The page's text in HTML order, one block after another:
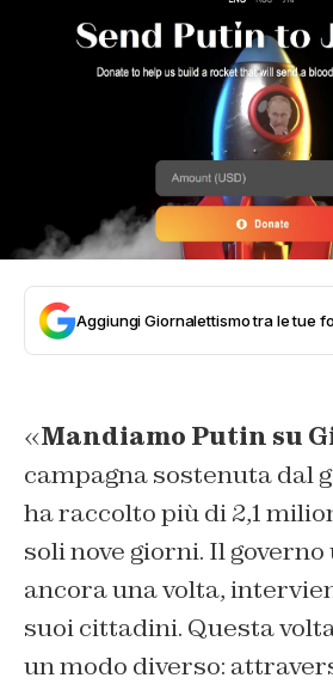
Aggiungi Giornalettismo tra le tue
«Mandiamo Putin su
campagna sostenuta dal
ha raccolto più di 2,1
soli nove giorni. Il
ancora una volta,
suoi cittadini. Questa
un modo diverso: